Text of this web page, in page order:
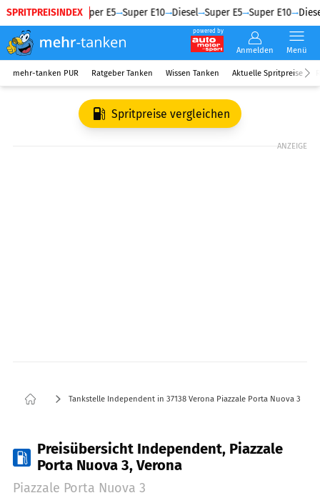
SPRITPREISINDEX
Diesel Super E5 Super E10 Diesel Super E5 Super E10 Diesel
powered by
Anmelden Menü
mehr-tanken PUR Ratgeber Tanken Wissen Tanken Aktuelle Spritpreise
Spritpreise vergleichen
ANZEIGE
Tankstelle Independent in 37138 Verona Piazzale Porta Nuova 3
Preisübersicht Independent, Piazzale
Porta Nuova 3, Verona
Piazzale Porta Nuova 3